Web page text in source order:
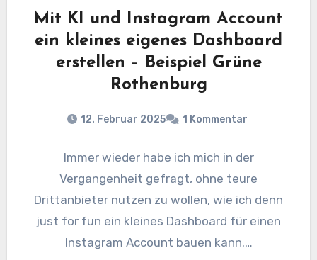
Mit KI und Instagram Account
ein kleines eigenes Dashboard
erstellen – Beispiel Grüne
Rothenburg
12. Februar 2025 1 Kommentar
Immer wieder habe ich mich in der
Vergangenheit gefragt, ohne teure
Drittanbieter nutzen zu wollen, wie ich denn
just for fun ein kleines Dashboard für einen
Instagram Account bauen kann.…